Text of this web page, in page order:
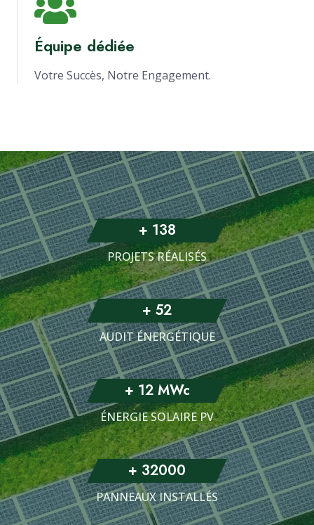
Équipe dédiée
Votre Succès, Notre Engagement.
+ 138
PROJETS RÉALISÉS
+ 52
AUDIT ÉNERGÉTIQUE
+ 12 MWc
ÉNERGIE SOLAIRE PV
+ 32000
PANNEAUX INSTALLÉS